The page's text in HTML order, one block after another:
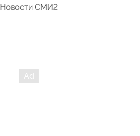
Новости СМИ2